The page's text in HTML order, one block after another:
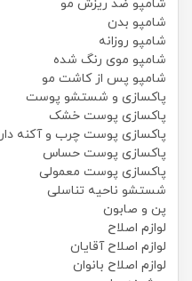
شامپو ضد ریزش مو
شامپو بدن
شامپو روزانه
شامپو موی رنگ شده
شامپو پس از کاشت مو
پاکسازی و شستشو پوست
پاکسازی پوست خشک
پاکسازی پوست چرب و آکنه دار
پاکسازی پوست حساس
پاکسازی پوست معمولی
شستشو ناحیه تناسلی
پن و صابون
لوازم اصلاح
لوازم اصلاح آقایان
لوازم اصلاح بانوان